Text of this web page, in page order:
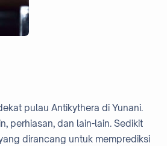
pulau Antikythera di Yunani.
perhiasan, dan lain-lain. Sedikit
dirancang untuk memprediksi